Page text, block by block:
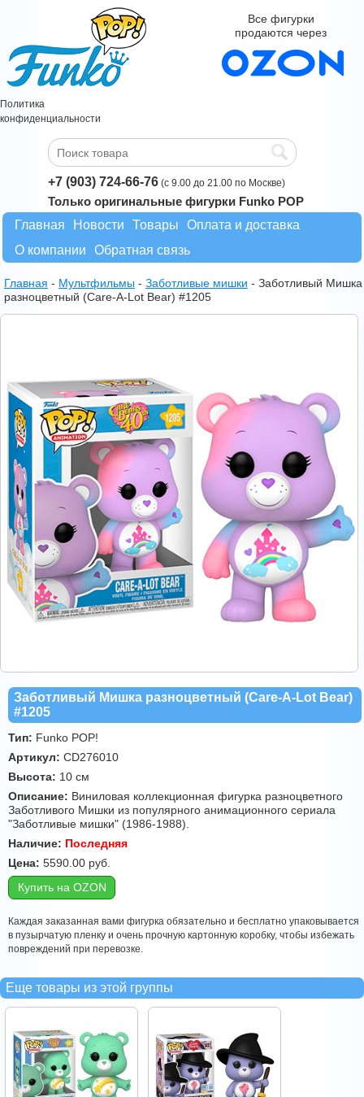
Политика
конфиденциальности
Все фигурки
продаются через
+7 (903) 724-66-76 (с 9.00 до 21.00 по Москве)
Только оригинальные фигурки Funko POP
Главная
Новости Товары
Оплата и доставка
О компании
Обратная связь
Главная - Мультфильмы - Заботливые мишки - Заботливый Мишка
разноцветный (Care-A-Lot Bear) #1205
Заботливый Мишка разноцветный (Care-A-Lot Bear)
#1205
Тип: Funko POP!
Артикул: CD276010
Высота: 10 см
Описание: Виниловая коллекционная фигурка разноцветного
Заботливого Мишки из популярного анимационного сериала
"Заботливые мишки" (1986-1988).
Наличие: Последняя
Цена: 5590.00 руб.
Купить на OZON
Каждая заказанная вами фигурка обязательно и бесплатно упаковывается
в пузырчатую пленку и очень прочную картонную коробку, чтобы избежать
повреждений при перевозке.
Еще товары из этой группы